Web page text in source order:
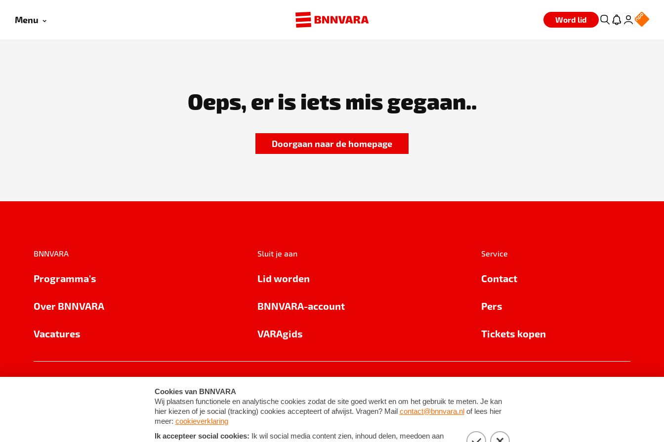
Menu Word lid
Oeps, er is iets mis gegaan..
Doorgaan naar de homepage
BNNVARA
Programma's
Over BNNVARA
Vacatures
Sluit je aan
Lid worden
BNNVARA-account
VARAgids
Service
Contact
Pers
Tickets kopen
Cookie-instellingen Algemene voorwaarden ©2026BNNVARA